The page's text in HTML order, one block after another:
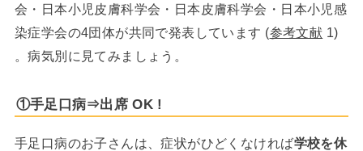
会・日本小児皮膚科学会・日本皮膚科学会・日本小児感
染症学会の4団体が共同で発表しています (参考文献 1)
。病気別に見てみましょう。
①手足口病⇒出席 OK !
手足口病のお子さんは、症状がひどくなければ学校を休